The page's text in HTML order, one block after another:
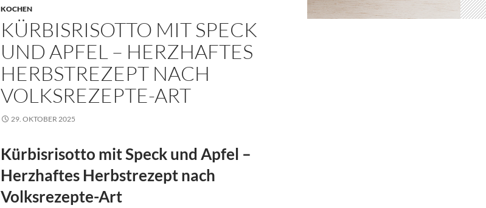
KOCHEN
KÜRBISRISOTTO MIT SPECK
UND APFEL – HERZHAFTES
HERBSTREZEPT NACH
VOLKSREZEPTE-ART
29. OKTOBER 2025
Kürbisrisotto mit Speck und Apfel –
Herzhaftes Herbstrezept nach
Volksrezepte-Art